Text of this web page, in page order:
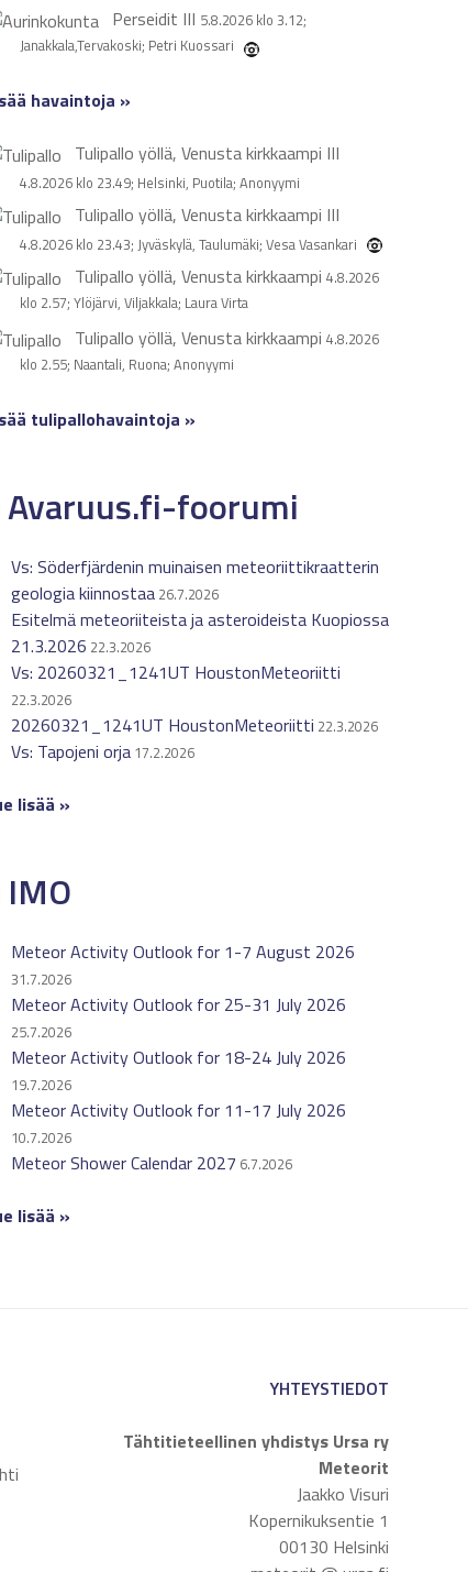
Perseidit III 5.8.2026 klo 3.12;
Janakkala,Tervakoski; Petri Kuossari
havaintoja »
Tulipallo yöllä, Venusta kirkkaampi III
4.8.2026 klo 23.49; Helsinki, Puotila; Anonyymi
Tulipallo yöllä, Venusta kirkkaampi III
4.8.2026 klo 23.43; Jyväskylä, Taulumäki; Vesa Vasankari
Tulipallo yöllä, Venusta kirkkaampi 4.8.2026
klo 2.57; Ylöjärvi, Viljakkala; Laura Virta
Tulipallo yöllä, Venusta kirkkaampi 4.8.2026
klo 2.55; Naantali, Ruona; Anonyymi
tulipallohavaintoja »
Avaruus.fi-foorumi
Vs: Söderfjärdenin muinaisen meteoriittikraatterin
geologia kiinnostaa 26.7.2026
Esitelmä meteoriiteista ja asteroideista Kuopiossa
21.3.2026 22.3.2026
Vs: 20260321_1241UT HoustonMeteoriitti
22.3.2026
20260321_1241UT HoustonMeteoriitti 22.3.2026
Vs: Tapojeni orja 17.2.2026
lisää »
IMO
Meteor Activity Outlook for 1-7 August 2026
31.7.2026
Meteor Activity Outlook for 25-31 July 2026
25.7.2026
Meteor Activity Outlook for 18-24 July 2026
19.7.2026
Meteor Activity Outlook for 11-17 July 2026
10.7.2026
Meteor Shower Calendar 2027 6.7.2026
lisää »
YHTEYSTIEDOT
Tähtitieteellinen yhdistys Ursa ry
Meteorit
Jaakko Visuri
Kopernikuksentie 1
00130 Helsinki